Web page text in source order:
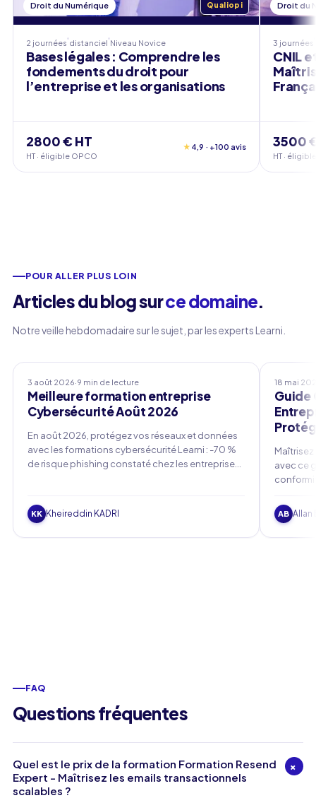
Droit du Numérique Qualiopi
2 journées distanciel Niveau Novice
Bases légales : Comprendre les
fondements du droit pour
l’entreprise et les organisations
2800 € HT
HT · éligible OPCO
★ 4,9 · +100 avis
Droit du
3 journées
CNIL
3500
HT ·
POUR ALLER PLUS LOIN
Articles du blog surce domaine.
Notre veille hebdomadaire sur le sujet, par les experts Learni.
3 août 2026·9 min de lecture
Meilleure formation entreprise
Cybersécurité Août 2026
En août 2026, protégez vos réseaux et données
avec les formations cybersécurité Learni : -70 %
de risque phishing constaté chez les entreprises
KK Kheireddin KADRI
18 mai
Guide
avec ce
AB Allan
FAQ
Questions fréquentes
Quel est le prix de la formation Formation Resend
Expert - Maîtrisez les emails transactionnels
scalables ?
+